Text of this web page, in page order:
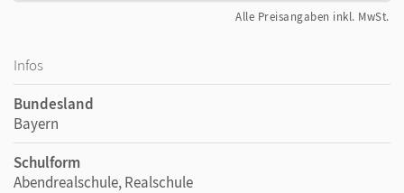
Alle Preisangaben inkl. MwSt.
Infos
Bundesland
Bayern
Schulform
Abendrealschule, Realschule